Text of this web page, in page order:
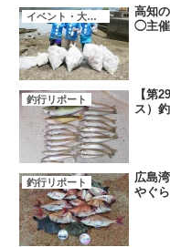
イベント・大会・キャンペーン
高知
◯主催
釣行リポート
【第
ス）
釣行リポート
広島
やぐ